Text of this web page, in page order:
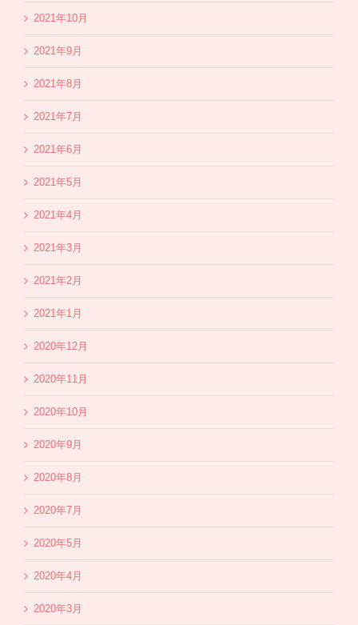
2021年10月
2021年9月
2021年8月
2021年7月
2021年6月
2021年5月
2021年4月
2021年3月
2021年2月
2021年1月
2020年12月
2020年11月
2020年10月
2020年9月
2020年8月
2020年7月
2020年5月
2020年4月
2020年3月